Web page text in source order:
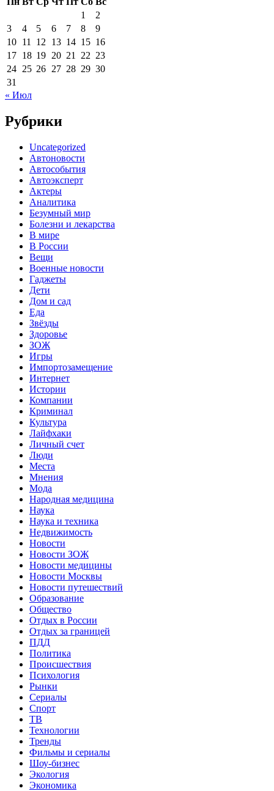
1
2
3
4 5 6 7 8
9
10 11 12 13 14 15 16
17 18 19 20 21 22 23
24 25 26 27 28 29 30
31
« Июл
Рубрики
Uncategorized
Автоновости
Автособытия
Автоэксперт
Актеры
Аналитика
Безумный мир
Болезни и лекарства
В мире
В России
Вещи
Военные новости
Гаджеты
Дети
Дом и сад
Еда
Звёзды
Здоровье
ЗОЖ
Игры
Импортозамещение
Интернет
Истории
Компании
Криминал
Культура
Лайфхаки
Личный счет
Люди
Места
Мнения
Мода
Народная медицина
Наука
Наука и техника
Недвижимость
Новости
Новости ЗОЖ
Новости медицины
Новости Москвы
Новости путешествий
Образование
Общество
Отдых в России
Отдых за границей
ПДД
Политика
Происшествия
Психология
Рынки
Сериалы
Спорт
ТВ
Технологии
Тренды
Фильмы и сериалы
Шоу-бизнес
Экология
Экономика